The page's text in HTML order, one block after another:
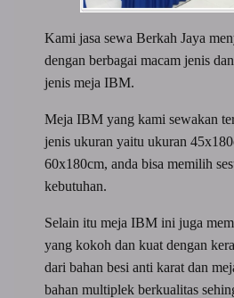
Kami jasa sewa Berkah Jaya
dengan berbagai macam jenis
jenis meja IBM.
Meja IBM yang kami sewakan
jenis ukuran yaitu ukuran
60x180cm, anda bisa memilih
kebutuhan.
Selain itu meja IBM ini juga
yang kokoh dan kuat dengan
dari bahan besi anti karat dan
bahan multiplek berkualitas